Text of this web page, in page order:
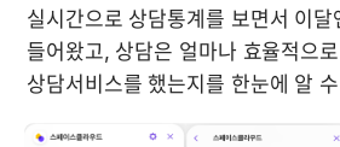
실시간으로 상담통계를 보면서 이달
들어왔고, 상담은 얼마나 효율적으